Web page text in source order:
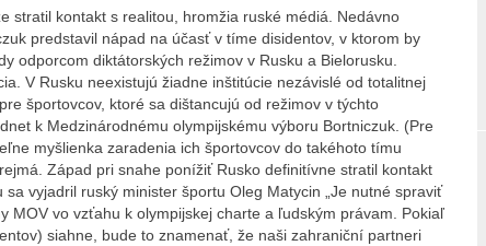
stratil kontakt s realitou, hromžia ruské médiá. Nedávno
predstavil nápad na účasť v tíme disidentov, v ktorom by
odporcom diktátorských režimov v Rusku a Bielorusku.
V Rusku neexistujú žiadne inštitúcie nezávislé od totalitnej
športovcov, ktoré sa dištancujú od režimov v týchto
k Medzinárodnému olympijskému výboru Bortniczuk. (Pre
myšlienka zaradenia ich športovcov do takéhoto tímu
Západ pri snahe ponížiť Rusko definitívne stratil kontakt
sa vyjadril ruský minister športu Oleg Matycin „Je nutné spraviť
MOV vo vzťahu k olympijskej charte a ľudským právam. Pokiaľ
siahne, bude to znamenať, že naši zahraniční partneri